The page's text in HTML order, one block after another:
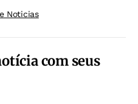
Noticias
com seus